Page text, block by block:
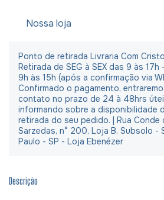
Nossa loja
Ponto de retirada Livraria Com
Retirada de SEG à SEX das 9 às 17h
9h às 15h (após a confirmação via
Confirmado o pagamento,
contato no prazo de 24 à 48hrs
informando sobre a disponibilidade
retirada do seu pedido. | Rua Conde
Sarzedas, n° 200, Loja B, Subsolo -
Paulo - SP - Loja Ebenézer
Descrição